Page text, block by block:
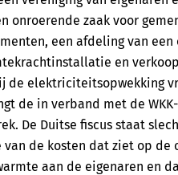
onroerende zaak voor
een afdeling van
en
de elektriciteitsopwekking
de in verband met de
De Duitse fiscus staat
de kosten dat ziet op de
aan de eigenaren en